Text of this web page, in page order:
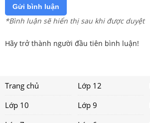
Gửi bình luận
*Bình luận sẽ hiển thị sau khi được duyệt
Hãy trở thành người đầu tiên bình luận!
Trang chủ Lớp 12
Lớp 10
Lớp 9